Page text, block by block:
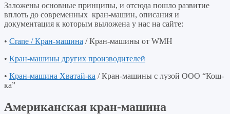
Заложены основные принципы, и отсюда пошло развитие
вплоть до современных кран-машин, описания и
документация к которым выложена у нас на сайте:
• Crane / Кран-машина / Кран-машины от WMH
• Кран-машины других производителей
• Кран-машина Хватай-ка / Кран-машины с лузой ООО “Кош-
ка”
Американская кран-машина